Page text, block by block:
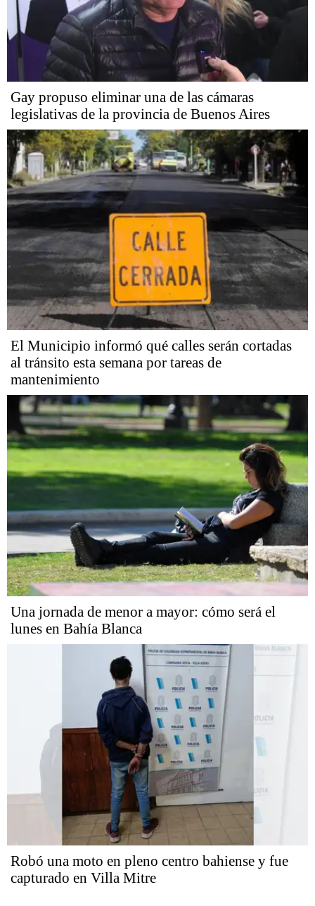
Gay propuso eliminar una de las cámaras
legislativas de la provincia de Buenos Aires
El Municipio informó qué calles serán cortadas
al tránsito esta semana por tareas de
mantenimiento
Una jornada de menor a mayor: cómo será el
lunes en Bahía Blanca
Robó una moto en pleno centro bahiense y fue
capturado en Villa Mitre